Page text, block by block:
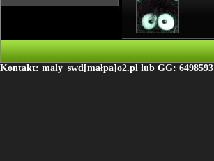
Kontakt: maly_swd[małpa]o2.pl lub GG: 6498593